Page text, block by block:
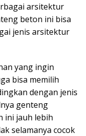
arsitektur
beton ini bisa
jenis arsitektur
yang ingin
bisa memilih
dengan jenis
genteng
ini jauh lebih
selamanya cocok